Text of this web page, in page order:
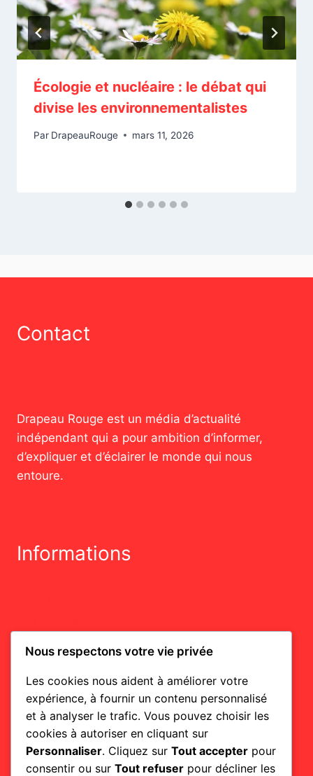
Écologie et nucléaire : le débat qui
divise les environnementalistes
Par DrapeauRouge mars 11, 2026
Contact
Drapeau Rouge est un média d’actualité
indépendant qui a pour ambition d’informer,
d’expliquer et d’éclairer le monde qui nous
entoure.
Informations
Politique de Cookies
Politique de Confidentialité
Mentions Légales
Nous respectons votre vie privée
Les cookies nous aident à améliorer votre
expérience, à fournir un contenu personnalisé
et à analyser le trafic. Vous pouvez choisir les
cookies à autoriser en cliquant sur
Personnaliser. Cliquez sur Tout accepter pour
consentir ou sur Tout refuser pour décliner les